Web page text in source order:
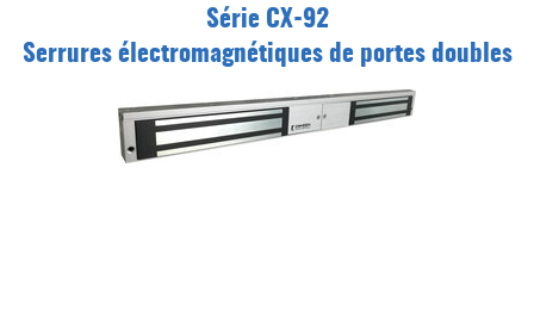
Série CX-92
Serrures électromagnétiques de portes doubles